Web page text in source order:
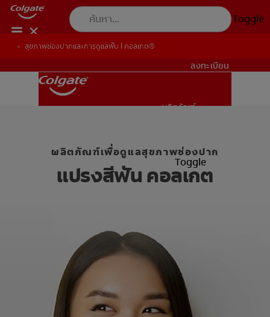
Toggle
สุขภาพช่องปาก
ลงทะเบียน
ผลิตภัณฑ์
สุขภาพช่องปาก
การจับคู่ผลิตภัณฑ์
Toggle
สุขภาพช่องปากและการดูแลฟัน | คอลเกต®
สุขภาพช่องปากและการดูแลฟัน | คอลเกต®
ผลิตภัณฑ์เพื่อดูแลสุขภาพช่องปาก
แปรงสีฟัน คอลเกต